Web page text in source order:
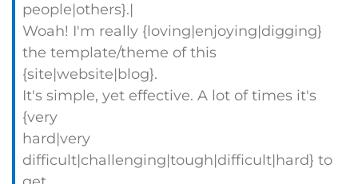
people|others}.|
Woah! I'm really {loving|enjoying|digging}
the template/theme of this
{site|website|blog}.
It's simple, yet effective. A lot of times it's
{very
hard|very
difficult|challenging|tough|difficult|hard} to